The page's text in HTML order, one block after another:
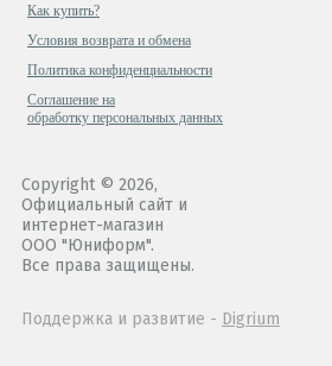
Как купить?
Условия возврата и обмена
Политика конфиденциальности
Cоглашение на
обработку персональных данных
Copyright © 2026,
Официальный сайт и
интернет-магазин
ООО "Юниформ".
Все права защищены.
Поддержка и развитие - Digrium